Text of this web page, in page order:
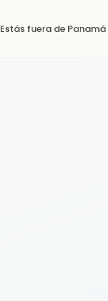
Estás fuera de Panamá